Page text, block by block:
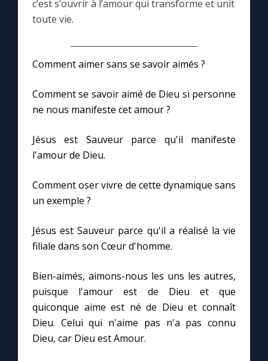
Le compte Tiktok
Le site internet
Questions-réponses
Prier au quotidien
L'Évangile chaque jour
Les premiers samedis du mois
Marie qui défait les nœuds
Me consacrer à Jésus par Marie
Mes intentions de prière
c’est s’ouvrir à l’amour qui transforme et unit
toute vie.
Comment aimer sans se savoir aimés ?
Comment se savoir aimé de Dieu si personne
ne nous manifeste cet amour ?
Jésus est Sauveur parce qu'il manifeste
l'amour de Dieu.
Comment oser vivre de cette dynamique sans
un exemple ?
Jésus est Sauveur parce qu'il a réalisé la vie
filiale dans son Cœur d'homme.
Bien-aimés, aimons-nous les uns les autres,
puisque l'amour est de Dieu et que
quiconque aime est né de Dieu et connaît
Dieu. Celui qui n'aime pas n'a pas connu
Dieu, car Dieu est Amour.